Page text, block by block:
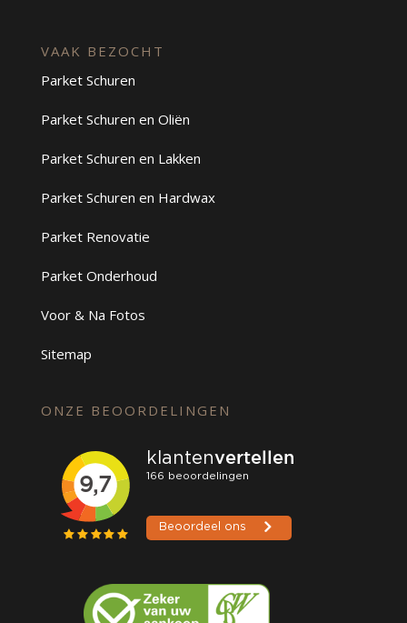
VAAK BEZOCHT
Parket Schuren
Parket Schuren en Oliën
Parket Schuren en Lakken
Parket Schuren en Hardwax
Parket Renovatie
Parket Onderhoud
Voor & Na Fotos
Sitemap
ONZE BEOORDELINGEN